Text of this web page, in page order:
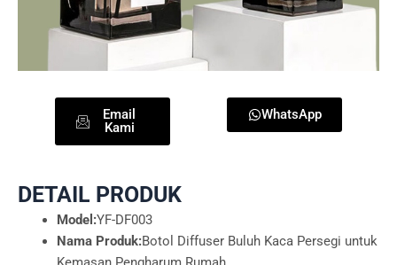
Email
Kami
WhatsApp
DETAIL PRODUK
Model:YF-DF003
Nama Produk:Botol Diffuser Buluh Kaca Persegi untuk